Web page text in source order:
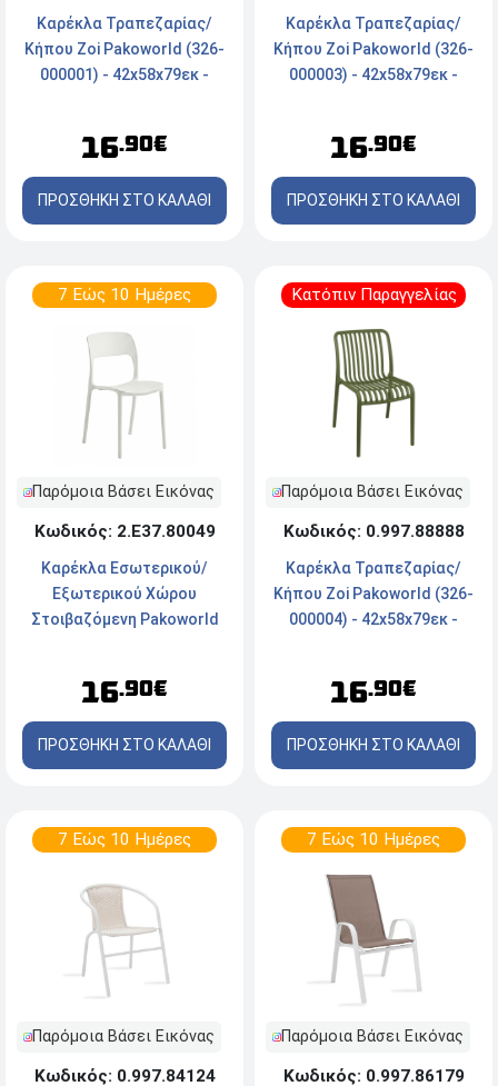
Καρέκλα Τραπεζαρίας/
Κήπου Zoi Pakoworld (326-
000001) - 42x58x79εκ -
16.90€
ΠΡΟΣΘΗΚΗ ΣΤΟ ΚΑΛΑΘΙ
Καρέκλα Τραπεζαρίας/
Κήπου Zoi Pakoworld (326-
000003) - 42x58x79εκ -
16.90€
ΠΡΟΣΘΗΚΗ ΣΤΟ ΚΑΛΑΘΙ
7 Εώς 10 Ημέρες
Παρόμοια Βάσει Εικόνας
Κωδικός: 2.Ε37.80049
Καρέκλα Εσωτερικού/
Εξωτερικού Χώρου
Στοιβαζόμενη Pakoworld
16.90€
ΠΡΟΣΘΗΚΗ ΣΤΟ ΚΑΛΑΘΙ
Κατόπιν Παραγγελίας
Παρόμοια Βάσει Εικόνας
Κωδικός: 0.997.88888
Καρέκλα Τραπεζαρίας/
Κήπου Zoi Pakoworld (326-
000004) - 42x58x79εκ -
16.90€
ΠΡΟΣΘΗΚΗ ΣΤΟ ΚΑΛΑΘΙ
7 Εώς 10 Ημέρες
Παρόμοια Βάσει Εικόνας
Κωδικός: 0.997.84124
7 Εώς 10 Ημέρες
Παρόμοια Βάσει Εικόνας
Κωδικός: 0.997.86179